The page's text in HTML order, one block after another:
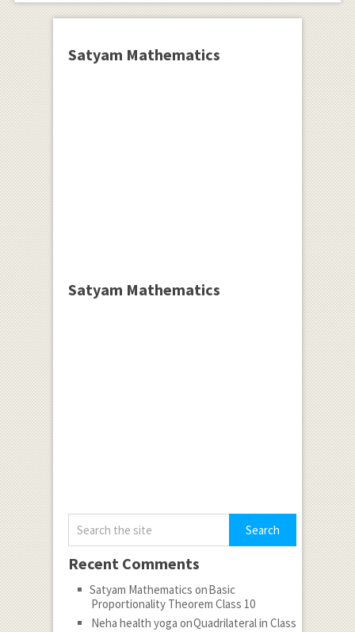
Satyam Mathematics
Satyam Mathematics
Recent Comments
Satyam Mathematics onBasic
Proportionality Theorem Class 10
Neha health yoga onQuadrilateral in Class